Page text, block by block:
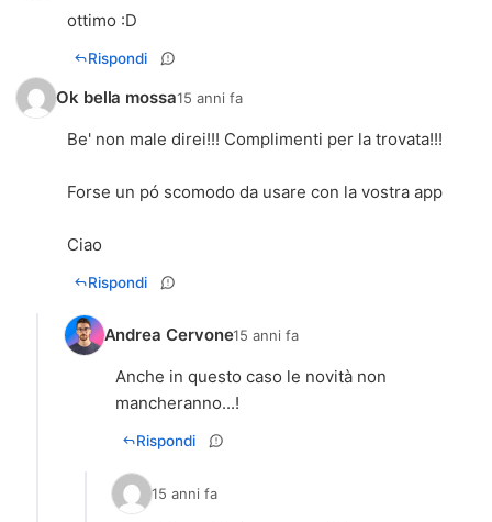
ottimo :D
Rispondi
Ok bella mossa15 anni fa
Be' non male direi!!! Complimenti per la trovata!!!
Forse un pó scomodo da usare con la vostra app
Ciao
Rispondi
Andrea Cervone15 anni fa
Anche in questo caso le novità non
mancheranno...!
Rispondi
15 anni fa